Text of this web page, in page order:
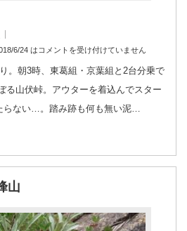
6/24 はコメントを受け付けていません
。朝3時、東葛組・京葉組と2台分乗で
る山伏峠。アウターを着込んでスター
らない…。踏み跡も何も無い泥…
山